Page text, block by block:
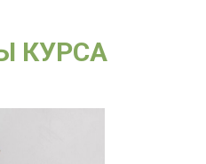
КУРСА